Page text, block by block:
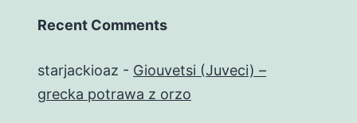
Recent Comments
starjackioaz - Giouvetsi (Juveci) –
grecka potrawa z orzo